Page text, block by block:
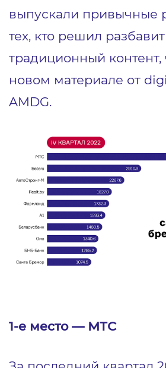
выпускали привычные
тех, кто решил
традиционный контент,
новом материале от
AMDG.
1-е место — МТС